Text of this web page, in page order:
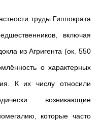
труды Гиппократа
включая
из Агригента (ок. 550
о характерных
К их числу относили
возникающие
которые часто